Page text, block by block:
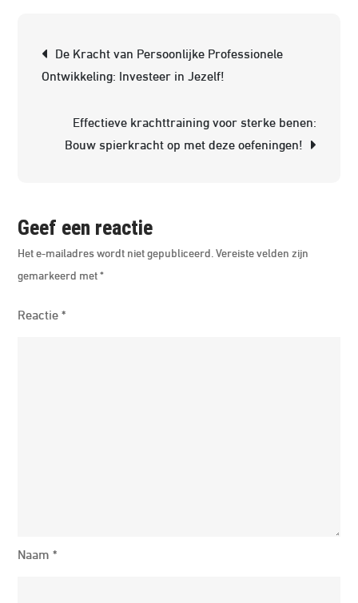
De Kracht van Persoonlijke Professionele
Ontwikkeling: Investeer in Jezelf!
Effectieve krachttraining voor sterke benen:
Bouw spierkracht op met deze oefeningen!
Geef een reactie
Het e-mailadres wordt niet gepubliceerd. Vereiste velden zijn
gemarkeerd met*
Reactie*
Naam*